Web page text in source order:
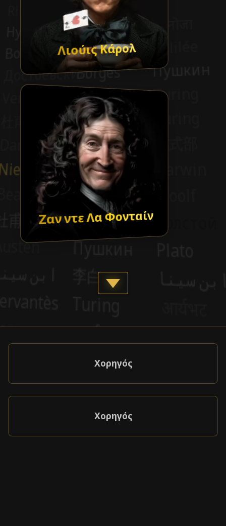
Λιούις Κάρολ
Ζαν ντε Λα Φονταίν
Show more
Χορηγός
Χορηγός